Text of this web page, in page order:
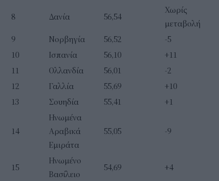
8 Δανία 56,54
Χωρίς
μεταβολή
9
Νορβηγία 56,52
-5
10
Ισπανία 56,10
+11
11
Ολλανδία 56,01
-2
12
Γαλλία 55,69
+10
13
Σουηδία 55,41 +1
14
Ηνωμένα
Αραβικά
Εμιράτα
55,05 -9
15
Ηνωμένο
Βασίλειο
54,69 +4